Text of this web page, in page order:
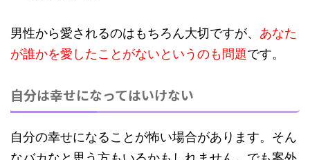
男性から愛されるのはもちろん大切ですが、 あなた
が誰かを愛したことがないというのも問題です。
自分は幸せになってはいけない
自分の幸せになることが怖い場合があります。そん